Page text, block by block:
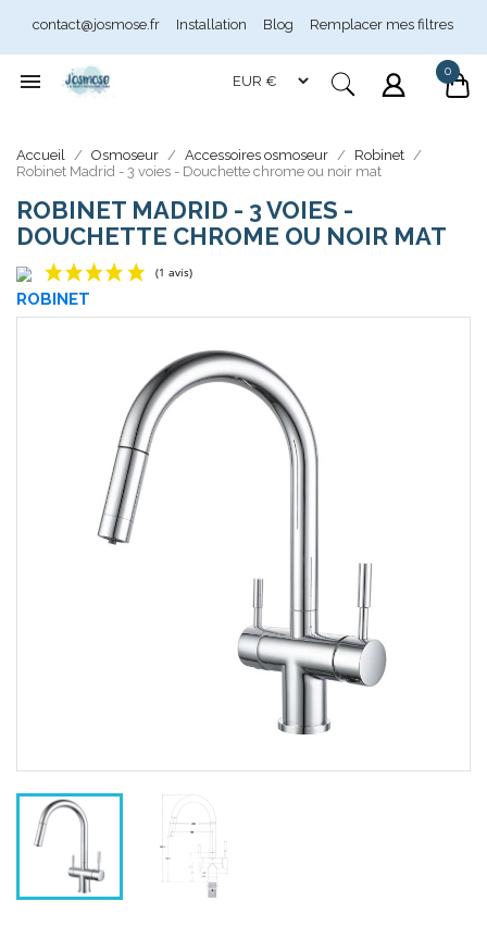
contact@josmose.fr Installation Blog Remplacer mes filtres
 0
Accueil Osmoseur Accessoires osmoseur
Robinet
Robinet Madrid - 3 voies - Douchette chrome ou noir mat
ROBINET MADRID - 3 VOIES -
DOUCHETTE CHROME OU NOIR MAT
(1 avis)
ROBINET
En ligne